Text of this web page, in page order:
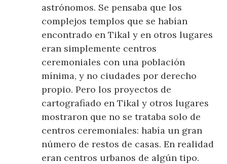
astrónomos. Se pensaba que los
complejos templos que se habían
encontrado en Tikal y en otros lugares
eran simplemente centros
ceremoniales con una población
mínima, y no ciudades por derecho
propio. Pero los proyectos de
cartografiado en Tikal y otros lugares
mostraron que no se trataba solo de
centros ceremoniales: había un gran
número de restos de casas. En realidad
eran centros urbanos de algún tipo.